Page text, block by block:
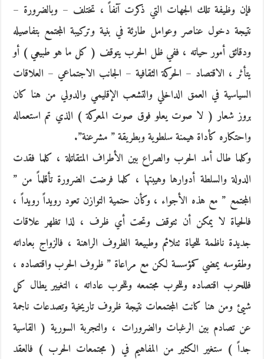
فإن وظيفة تلك الجهات التي ذكرت آنفاً ، تختلف – وبالضرورة –
نتيجة دخول عناصر وعوامل طارئة في بنية وتركيبة المجتمع بتفاصيله
ودقائق أمور حياته ، ففي ظل الحرب يتوقف ( كل ما هو طبيعي ) أو
يتأثر ، الاقتصاد – الحركة الثقافية – الجانب الاجتماعي – العلاقات
السياسية في العمق الداخلي والتشعب الإقليمي والدولي من هنا كان
بروز شعار ( لا صوت يعلو فوق صوت المعركة ) الذي تم استعماله
واحتكاره كأداة هيمنة سلطوية وبطريقة ” مشرعنة”.
وكلما طال أمد الحرب والصراع بين الأطراف المتقاتلة ، كلما فقدت
الدولة والسلطة أدوارها وهيبتها ، كلما فرضت الضرورة تأقلماً من ”
المجتمع ” مع هذه الأجواء ، وكأن حتمية التوازن تعود رويداً رويداً ،
فالحياة لا يمكن أن تتوقف وتحت أي ظرف ، لذا تظهر علاقات
جديدة ناظمة للحياة تتلائم وطبيعة الظروف الراهنة ، فالزواج بعاداته
وطقوسه يمضي كمؤسسة لكن مع مراعاة ” ظروف الحرب واقتصاده ،
فللحرب اقتصاده وللحرب مجتمعه وللحرب عاداته ، التغيير يطال كل
شيئ ومن هنا كانت المجتمعات نتيجة ظروف تاريخية وتصدعات ناجمة
عن تصادم بين الرغبات والضرورات ، والتجربة السورية ( القاسية
جداً ) ستغير الكثير من المفاهيم في ( مجتمعات الحرب ) فالعقد